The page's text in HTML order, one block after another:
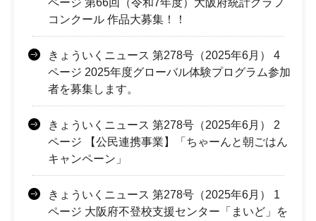
コンクール 作品大募集！！
きょういくニュース 第278号（2025年6月） 4
ページ 2025年度グローバル体験プログラム参加
者を募集します。
きょういくニュース 第278号（2025年6月） 2
ページ 【公民連携事業】「ちゃーんと朝ごはん
キャンペーン」
きょういくニュース 第278号（2025年6月） 1
ページ 大阪府不登校支援センター「まいど」を